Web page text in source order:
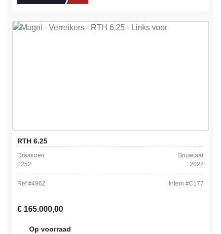
RTH 6.25
Draaiuren
1252
Bouwjaar
2022
Ref #4962 Intern #C177
Normale prijs:
€ 165.000,00
Op voorraad